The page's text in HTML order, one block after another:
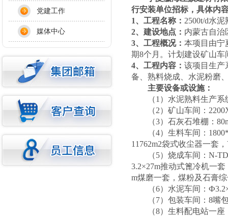
行安装单位招标，具体内
1、工程名称： 2500t/d水泥
2、建设地点： 内蒙古自治
3、工程概况： 本项目由宁
期8个月。计划建设矿山车
4、工程内容： 该项目生产
备、熟料烧成、水泥粉磨
主要设备或设施：
（1 ）水泥熟料生产系
（2）矿山车间：
（3）石灰石堆棚：
（4）生料车间：
11762m2袋式收尘器一套，
（5）烧成车间： N-
3.2×27m推动式篦冷机一套
m煤磨一套，煤粉及石膏
（6）水泥车间：Ф3.2
（7）包装车间： 8嘴
（8）生料配电站一
党建工作
媒体中心